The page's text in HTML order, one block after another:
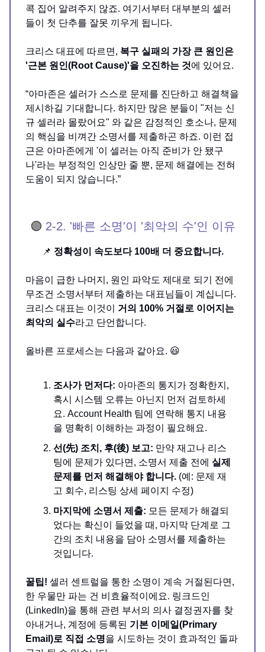
콕 집어 알려주지 않죠. 여기서부터 대부분의 셀러
들이 첫 단추를 잘못 끼우게 됩니다.
크리스 대표에 따르면, 복구 실패의 가장 큰 원인은
'근본 원인(Root Cause)'을 오진하는 것에 있어요.
“아마존은 셀러가 스스로 문제를 진단하고 해결책을
제시하길 기대합니다. 하지만 많은 분들이 "저는 신
규 셀러라 몰랐어요" 와 같은 감정적인 호소나, 문제
의 핵심을 비껴간 소명서를 제출하곤 하죠. 이런 접
근은 아마존에게 '이 셀러는 아직 준비가 안 됐구
나'라는 부정적인 인상만 줄 뿐, 문제 해결에는 전혀
도움이 되지 않습니다.”
🟣 2-2. '빠른 소명'이 '최악의 수'인 이유
📌 정확성이 속도보다 100배 더 중요합니다.
마음이 급한 나머지, 원인 파악도 제대로 되기 전에
무조건 소명서부터 제출하는 대표님들이 계십니다.
크리스 대표는 이것이 거의 100% 거절로 이어지는
최악의 실수라고 단언합니다.
올바른 프로세스는 다음과 같아요. 😃
조사가 먼저다: 아마존의 통지가 정확한지,
혹시 시스템 오류는 아닌지 먼저 검토하세
요. Account Health 팀에 연락해 통지 내용
을 명확히 이해하는 과정이 필요해요.
선(先) 조치, 후(後) 보고: 만약 재고나 리스
팅에 문제가 있다면, 소명서 제출 전에 실제
문제를 먼저 해결해야 합니다. (예: 문제 재
고 회수, 리스팅 상세 페이지 수정)
마지막에 소명서 제출: 모든 문제가 해결되
었다는 확신이 들었을 때, 마지막 단계로 그
간의 조치 내용을 담아 소명서를 제출하는
것입니다.
꿀팁! 셀러 센트럴을 통한 소명이 계속 거절된다면,
한 우물만 파는 건 비효율적이에요. 링크드인
(LinkedIn)을 통해 관련 부서의 의사 결정권자를 찾
아내거나, 계정에 등록된 기본 이메일(Primary
Email)로 직접 소명을 시도하는 것이 효과적인 돌파